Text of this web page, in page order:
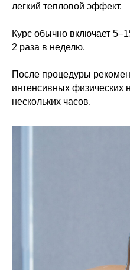
легкий тепловой эффект.
Курс обычно включает
2 раза в неделю.
После процедуры
интенсивных физических
нескольких часов.